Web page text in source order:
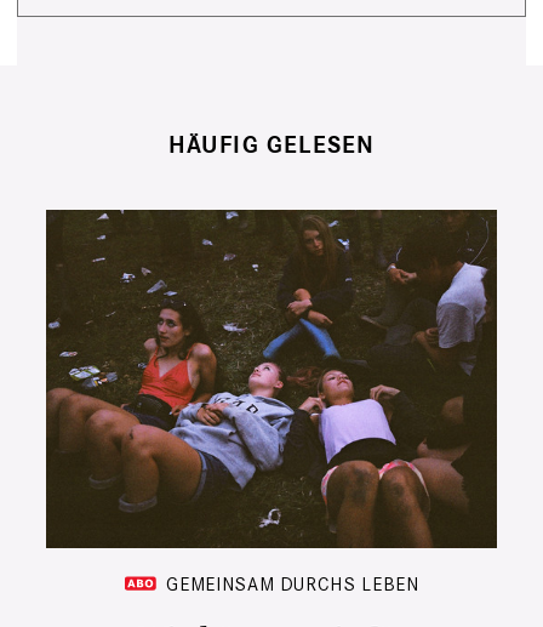
HÄUFIG GELESEN
GEMEINSAM DURCHS LEBEN